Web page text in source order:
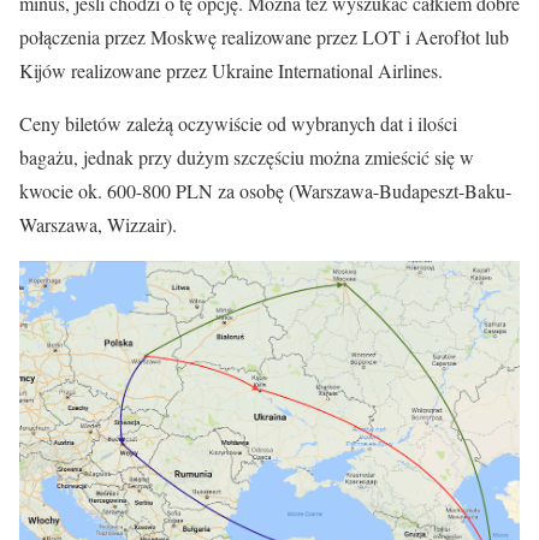
połączenia przez Moskwę realizowane przez LOT i Aerofłot lub
Kijów realizowane przez Ukraine International Airlines.
Ceny biletów zależą oczywiście od wybranych dat i ilości
bagażu, jednak przy dużym szczęściu można zmieścić się w
kwocie ok. 600-800 PLN za osobę (Warszawa-Budapeszt-Baku-
Warszawa, Wizzair).